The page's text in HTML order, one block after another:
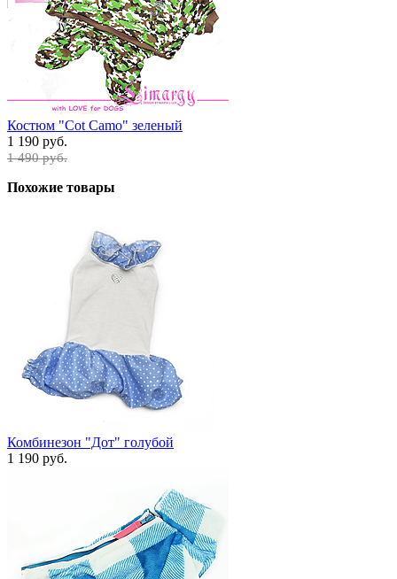
Костюм "Cot Camo" зеленый
1 190 руб.
1 490 руб.
Похожие товары
Комбинезон "Дот" голубой
1 190 руб.